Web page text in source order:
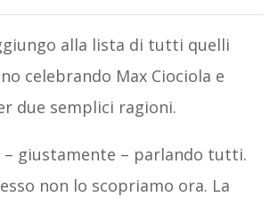
alla lista di tutti quelli
celebrando Max Ciociola e
due semplici ragioni.
– giustamente – parlando tutti.
non lo scopriamo ora. La